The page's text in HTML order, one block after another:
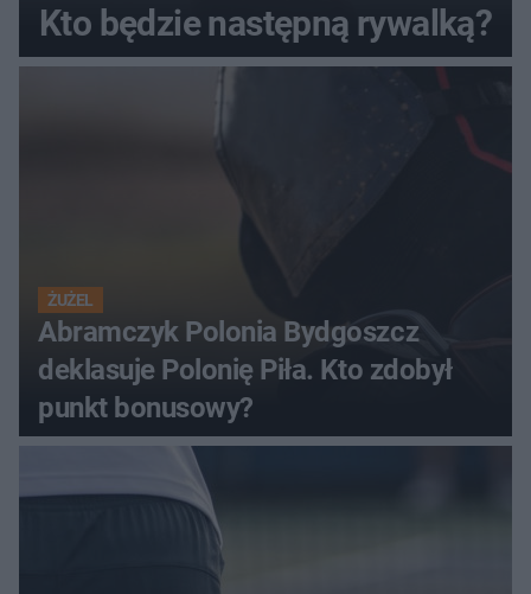
Kto będzie następną rywalką?
ŻUŻEL
Abramczyk Polonia Bydgoszcz
deklasuje Polonię Piła. Kto zdobył
punkt bonusowy?